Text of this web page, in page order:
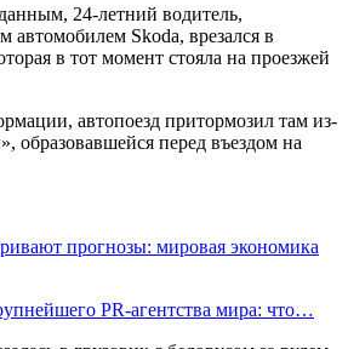
24-летний водитель,
автомобилем Skoda, врезался в
в тот момент стояла на проезжей
автопоезд притормозил там из-
образовавшейся перед въездом на
прогнозы: мировая экономика
PR-агентства мира: что…